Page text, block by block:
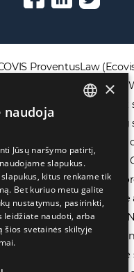
ProventusLaw
services provider.
to securities, complex
including CFDs, rolling
spread betting. We do not
exchanges, we are NOT a
(CASP), and we do not
or hardware wallets. We
Institution (EMI), we are
and we do not issue e-
accounts. Our services
РУССКИЙ
中文（简体
×
naudoja
Jūsų naršymo patirtį,
slapukus.
kitus renkame tik
Bet kuriuo metu galite
nustatymus, pasirinkti,
leidžiate naudoti, arba
šios svetainės skiltyje